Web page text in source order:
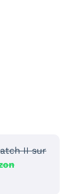
II sur